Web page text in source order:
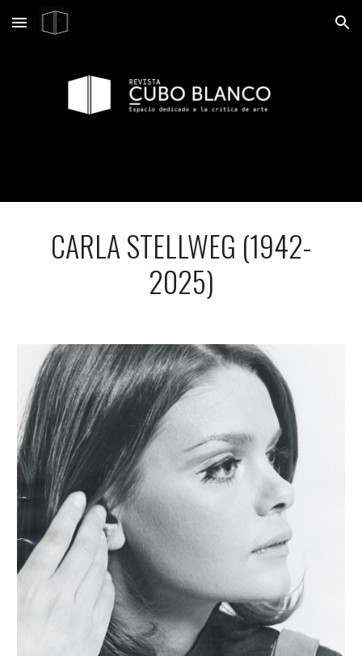
Skip to main content Skip to navigation
CARLA STELLWEG (1942-
2025)